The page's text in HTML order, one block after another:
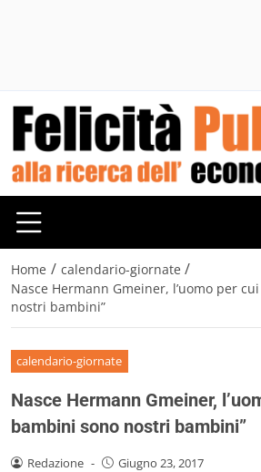
Home / calendario-giornate /
Nasce Hermann Gmeiner, l’uomo per
nostri bambini”
calendario-giornate
Nasce Hermann Gmeiner,
bambini sono nostri bambini”
Redazione - Giugno 23, 2017